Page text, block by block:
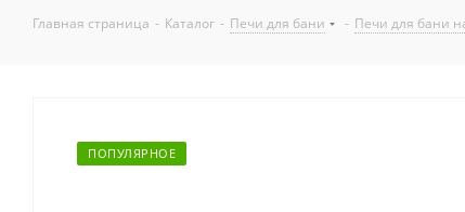
Главная страница - Каталог - Печи для бани - Печи для бани
ПОПУЛЯРНОЕ